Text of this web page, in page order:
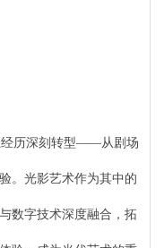
历深刻转型——从剧场
。光影艺术作为其中的
数字技术深度融合，拓